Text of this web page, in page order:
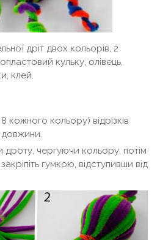
дріт двох кольорів, 2
кульку, олівець,
клей.
кожного кольору) відрізків
дроту, чергуючи кольору, потім
гумкою, відступивши від